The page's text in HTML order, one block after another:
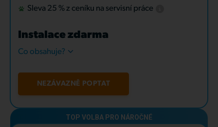
Sleva 25 % z ceníku na servisní práce
Instalace zdarma
Co obsahuje?
NEZÁVAZNĚ POPTAT